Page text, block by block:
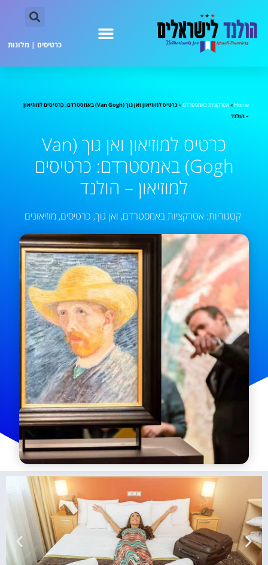
כרטיסים | מלונות
Home
»אטרקציות באמסטרדם»
כרטיס למוזיאון ואן גוך (Van Gogh) באמסטרדם: כרטיסים למוזיאון
– הולנד
כרטיס למוזיאון ואן גוך (Van
Gogh) באמסטרדם: כרטיסים
למוזיאון – הולנד
קטגוריות: אטרקציות באמסטרדם, ואן גוך, כרטיסים, מוזיאונים